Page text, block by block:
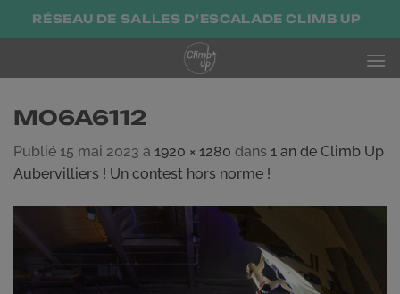
PasserRÉSEAU DE SALLES D'ESCALADE CLIMB UP
MO6A6112
Publié 15 mai 2023 à 1920 × 1280 dans 1 an de Climb Up
Aubervilliers ! Un contest hors norme !